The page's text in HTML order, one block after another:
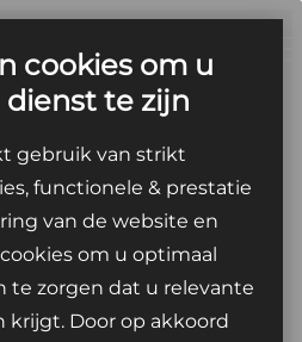
cookies om u
te zijn
gebruik van strikt
functionele & prestatie
van de website en
om u optimaal
te zorgen dat u relevante
krijgt. Door op akkoord